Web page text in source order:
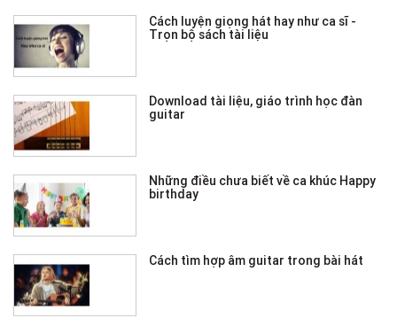
Cách luyện giọng hát hay như ca sĩ -
Trọn bộ sách tài liệu
Download tài liệu, giáo trình học đàn
guitar
Những điều chưa biết về ca khúc Happy
birthday
Cách tìm hợp âm guitar trong bài hát